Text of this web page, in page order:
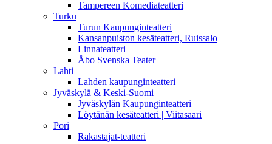
Tampereen Komediateatteri
Turku
Turun Kaupunginteatteri
Kansanpuiston kesäteatteri, Ruissalo
Linnateatteri
Åbo Svenska Teater
Lahti
Lahden kaupunginteatteri
Jyväskylä & Keski-Suomi
Jyväskylän Kaupunginteatteri
Löytänän kesäteatteri | Viitasaari
Pori
Rakastajat-teatteri